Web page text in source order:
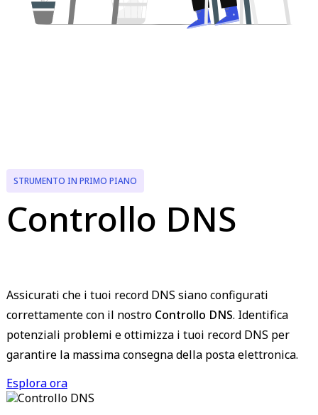
STRUMENTO IN PRIMO PIANO
Controllo DNS
Assicurati che i tuoi record DNS siano configurati
correttamente con il nostro Controllo DNS. Identifica
potenziali problemi e ottimizza i tuoi record DNS per
garantire la massima consegna della posta elettronica.
Esplora ora